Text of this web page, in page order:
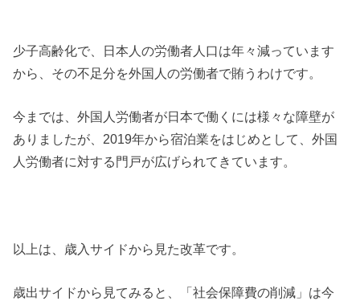
少子高齢化で、日本人の労働者人口は年々減っています
から、その不足分を外国人の労働者で賄うわけです。
今までは、外国人労働者が日本で働くには様々な障壁が
ありましたが、2019年から宿泊業をはじめとして、外国
人労働者に対する門戸が広げられてきています。
以上は、歳入サイドから見た改革です。
歳出サイドから見てみると、「社会保障費の削減」は今